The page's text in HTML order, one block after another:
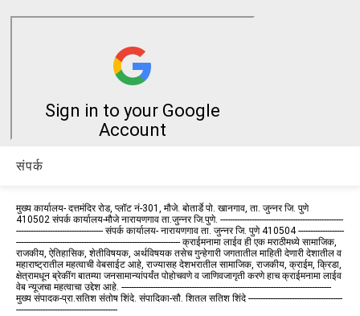
संपर्क
मुख्य कार्यालय- दत्तमंदिर रोड, प्लॉट नं-301, मौजे. बोतार्डे पो. खानगाव, ता. जुन्नर जि. पुणे
410502 संपर्क कार्य‍ालय-मौजे नारायणगाव ता.जुन्नर जि.पुणे. ---------------------------------------------------
------------------------------------ संपर्क कार्यालय- नारायणगाव ता. जुन्नर जि. पुणे 410504 -------------------
-------------------------------------------------------------------- क्राईमनामा लाईव ही एक मराठीमध्ये सामाजिक,
राजकीय, ऐतिहासिक, शेतीविषयक, अर्थविषयक तसेच गुन्हेगारी जगतातील माहिती देणारी देशातील व
महाराष्ट्रातील महत्वाची वेबसाईट आहे, राज्यासह देशभरातील सामाजिक, राजकीय, क्राईम, क्रिडा,
क्षेत्रामधून ब्रेकींग बातम्या जनसामान्यांपर्यंत पोहोचवणे व जाणिवजागृती करणे हाच क्राईमनामा लाईव
वेब न्यूजचा महत्वाचा उद्देश आहे. ---------------------------------------------------------------------------------------
मुख्य संपादक-प्रा.सतिश संतोष शिंदे. संपादिका-सौ. शितल सतिश शिंदे ---------------------------------------
------------------------------------------